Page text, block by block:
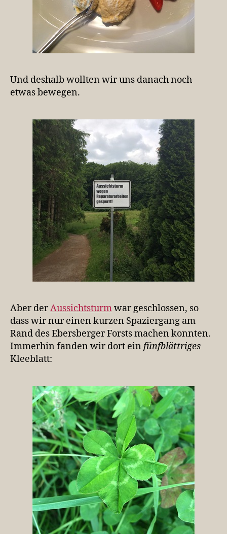
Und deshalb wollten wir uns danach noch
etwas bewegen.
Aber derAussichtsturmwar geschlossen, so
dass wir nur einen kurzen Spaziergang am
Rand des Ebersberger Forsts machen konnten.
Immerhin fanden wir dort ein fünfblättriges
Kleeblatt: